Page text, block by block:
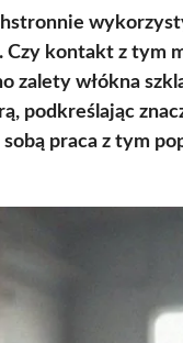
kontakt z tym
zalety włókna
podkreślając
praca z tym